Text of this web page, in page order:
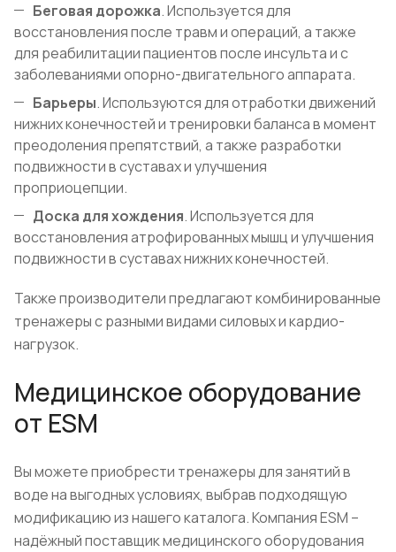
Беговая дорожка. Используется для
восстановления после травм и операций, а также
для реабилитации пациентов после инсульта и с
заболеваниями опорно-двигательного аппарата.
Барьеры. Используются для отработки движений
нижних конечностей и тренировки баланса в момент
преодоления препятствий, а также разработки
подвижности в суставах и улучшения
проприоцепции.
Доска для хождения. Используется для
восстановления атрофированных мышц и улучшения
подвижности в суставах нижних конечностей.
Также производители предлагают комбинированные
тренажеры с разными видами силовых и кардио-
нагрузок.
Медицинское оборудование
от ESM
Вы можете приобрести тренажеры для занятий в
воде на выгодных условиях, выбрав подходящую
модификацию из нашего каталога. Компания ESM –
надёжный поставщик медицинского оборудования